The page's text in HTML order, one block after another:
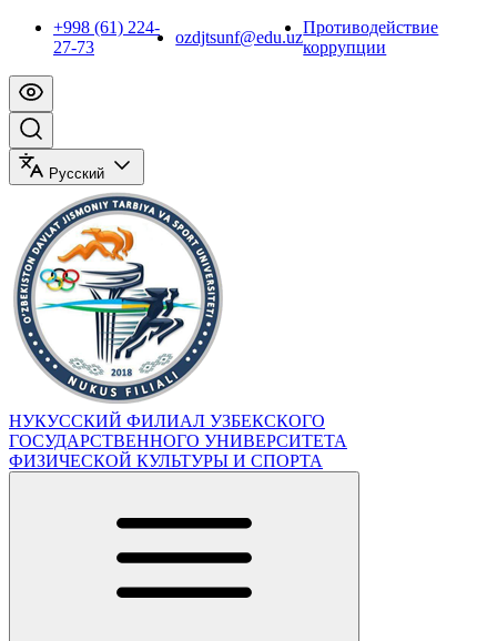
+998 (61) 224-
27-73
ozdjtsunf@edu.uz
Противодействие
коррупции
Русский
НУКУССКИЙ ФИЛИАЛ УЗБЕКСКОГО
ГОСУДАРСТВЕННОГО УНИВЕРСИТЕТА
ФИЗИЧЕСКОЙ КУЛЬТУРЫ И СПОРТА